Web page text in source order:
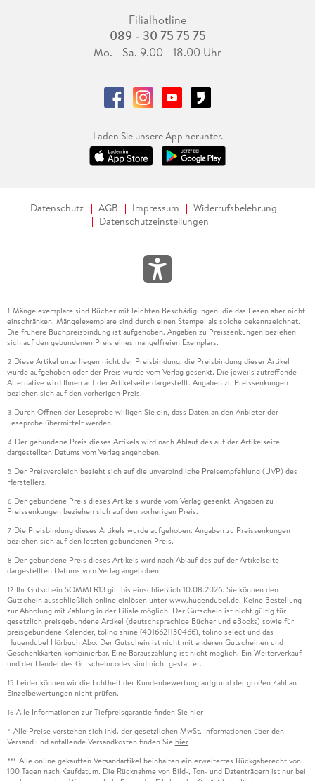
Filialhotline
089 - 30 75 75 75
Mo. - Sa. 9.00 - 18.00 Uhr
Laden Sie unsere App herunter.
Datenschutz AGB Impressum
Widerrufsbelehrung
Datenschutzeinstellungen
1 Mängelexemplare sind Bücher mit leichten Beschädigungen, die das Lesen aber nicht
einschränken. Mängelexemplare sind durch einen Stempel als solche gekennzeichnet.
Die frühere Buchpreisbindung ist aufgehoben. Angaben zu Preissenkungen beziehen
sich auf den gebundenen Preis eines mangelfreien Exemplars.
2 Diese Artikel unterliegen nicht der Preisbindung, die Preisbindung dieser Artikel
wurde aufgehoben oder der Preis wurde vom Verlag gesenkt. Die jeweils zutreffende
Alternative wird Ihnen auf der Artikelseite dargestellt. Angaben zu Preissenkungen
beziehen sich auf den vorherigen Preis.
3 Durch Öffnen der Leseprobe willigen Sie ein, dass Daten an den Anbieter der
Leseprobe übermittelt werden.
4 Der gebundene Preis dieses Artikels wird nach Ablauf des auf der Artikelseite
dargestellten Datums vom Verlag angehoben.
5 Der Preisvergleich bezieht sich auf die unverbindliche Preisempfehlung (UVP) des
Herstellers.
6 Der gebundene Preis dieses Artikels wurde vom Verlag gesenkt. Angaben zu
Preissenkungen beziehen sich auf den vorherigen Preis.
7 Die Preisbindung dieses Artikels wurde aufgehoben. Angaben zu Preissenkungen
beziehen sich auf den letzten gebundenen Preis.
8 Der gebundene Preis dieses Artikels wird nach Ablauf des auf der Artikelseite
dargestellten Datums vom Verlag angehoben.
12 Ihr Gutschein SOMMER13 gilt bis einschließlich 10.08.2026. Sie können den
Gutschein ausschließlich online einlösen unter www.hugendubel.de. Keine Bestellung
zur Abholung mit Zahlung in der Filiale möglich. Der Gutschein ist nicht gültig für
gesetzlich preisgebundene Artikel (deutschsprachige Bücher und eBooks) sowie für
preisgebundene Kalender, tolino shine (4016621130466), tolino select und das
Hugendubel Hörbuch Abo. Der Gutschein ist nicht mit anderen Gutscheinen und
Geschenkkarten kombinierbar. Eine Barauszahlung ist nicht möglich. Ein Weiterverkauf
und der Handel des Gutscheincodes sind nicht gestattet.
15 Leider können wir die Echtheit der Kundenbewertung aufgrund der großen Zahl an
Einzelbewertungen nicht prüfen.
16 Alle Informationen zur Tiefpreisgarantie finden Sie hier
* Alle Preise verstehen sich inkl. der gesetzlichen MwSt. Informationen über den
Versand und anfallende Versandkosten finden Sie hier
*** Alle online gekauften Versandartikel beinhalten ein erweitertes Rückgaberecht von
100 Tagen nach Kaufdatum. Die Rücknahme von Bild-, Ton- und Datenträgern ist nur bei